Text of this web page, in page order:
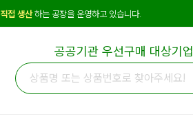
직접 생산하는 공장을 운영하고 있습니다.
공공기관 우선구매 대상기업